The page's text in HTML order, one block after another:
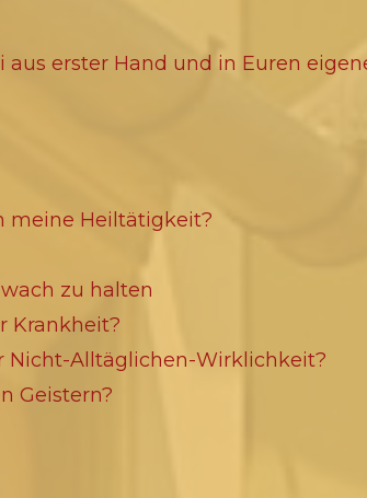
erster Hand und in Euren
meine Heiltätigkeit?
zu halten
Krankheit?
Nicht-Alltäglichen-Wirklichkeit?
Geistern?